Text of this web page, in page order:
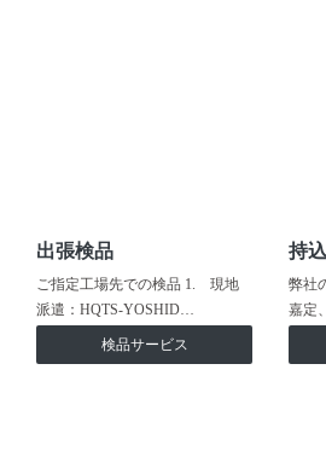
出張検品
ご指定工場先での検品 1. 現地
派遣：HQTS-YOSHID…
検品サービス
持
弊社
嘉定